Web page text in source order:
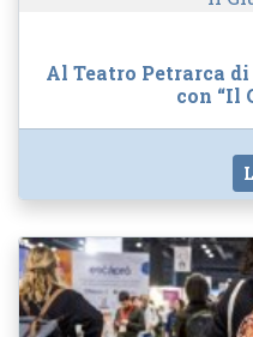
Al Teatro Petrarca
con “Il